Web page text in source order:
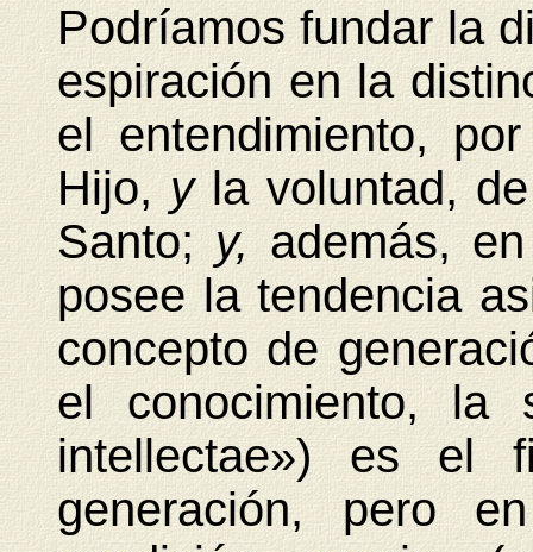
Podríamos fundar la
espiración en la
el entendimiento,
Hijo,yla voluntad,
Santo; y, además,
posee la tendencia
concepto de
el conocimiento, la
intellectae») es el
generación, pero